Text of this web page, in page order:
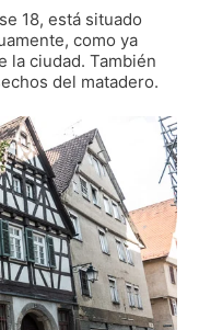
18, está situado
como ya
la ciudad. También
del matadero.